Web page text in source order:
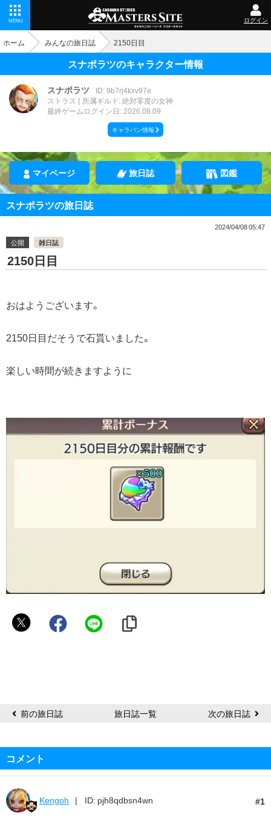
MENU ログイン
ホーム みんなの旅日誌 2150日目
スナポラツのキャラクター情報
スナポラツ
ID: 9b7rj4kxv97e
ストラス
所属ギルド: 絶対零度の女神
最終ゲームログイン日: 2026.08.09
キャラバン情報
マイページ 旅日誌 図鑑
スナポラツの旅日誌
2024/04/08 05:47
公開
雑日誌
2150日目
おはようございます。
2150日目だそうで石貰いました。
楽しい時間が続きますように
ス
前の旅日誌 旅日誌一覧 次の旅日誌
コメント
1
Kengoh ID: pjh8qdbsn4wn